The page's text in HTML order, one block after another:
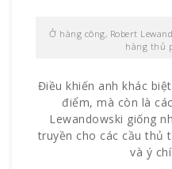
Ở hàng công, Robert
hàng thủ
Điều khiến anh khác
điểm, mà còn là
Lewandowski giống
truyền cho các cầu thủ
và ý